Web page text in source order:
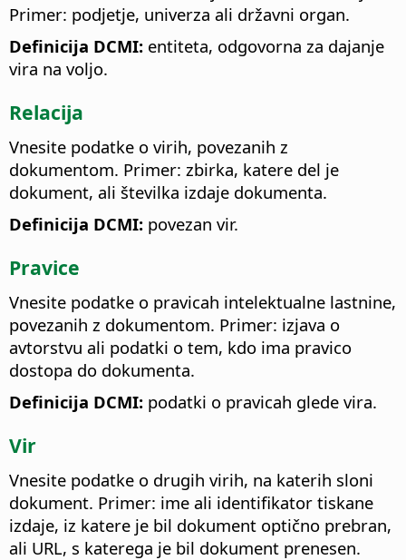
Primer: podjetje, univerza ali državni organ.
Definicija DCMI: entiteta, odgovorna za dajanje
vira na voljo.
Relacija
Vnesite podatke o virih, povezanih z
dokumentom. Primer: zbirka, katere del je
dokument, ali številka izdaje dokumenta.
Definicija DCMI: povezan vir.
Pravice
Vnesite podatke o pravicah intelektualne lastnine,
povezanih z dokumentom. Primer: izjava o
avtorstvu ali podatki o tem, kdo ima pravico
dostopa do dokumenta.
Definicija DCMI: podatki o pravicah glede vira.
Vir
Vnesite podatke o drugih virih, na katerih sloni
dokument. Primer: ime ali identifikator tiskane
izdaje, iz katere je bil dokument optično prebran,
ali URL, s katerega je bil dokument prenesen.